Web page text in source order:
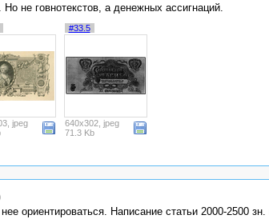
не говнотекстов, а денежных ассигнаций.
jpeg
#33.5
640x302, jpeg
71.3 Kb
ориентироваться. Написание статьи 2000-2500